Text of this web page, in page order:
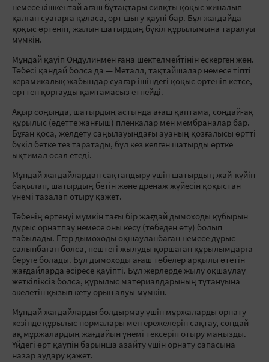
немесе кішкентай ағаш бұтақтары сияқты қоқыс жиналып
қалған суағарға құласа, өрт шығу қаупі бар. Бұл жағдайда
қоқыс өртеніп, жалын шатырдың бүкіл құрылымына таралуы
мүмкін.
Мұндай қауіп Ондулинмен ғана шектелмейтінін ескерген жөн.
Төбесі қандай болса да — Металл, тақтайшалар немесе тіпті
керамикалық жабындар суағар ішіндегі қоқыс өртеніп кетсе,
өрттен қорғауды қамтамасыз етпейді.
Ақыр соңында, шатырдың астында ағаш қаптама, сондай-ақ
құрылыс (әдетте жанғыш) пленкалар мен мембраналар бар.
Бұған қоса, желдету саңылауындағы ауаның қозғалысы өртті
бүкіл бетке тез таратады, бұл кез келген шатырды өртке
ықтимал осал етеді.
Мұндай жағдайлардан сақтандыру үшін шатырдың жай-күйін
бақылап, шатырдың бетін және дренаж жүйесін қоқыстан
үнемі тазалап отыру қажет.
Төбенің өртенуі мүмкін тағы бір жағдай дымоходы құбырын
дұрыс орнатпау немесе оны кесу (төбеден өту) болып
табылады. Егер дымоходы оқшауланбаған немесе дұрыс
салынбаған болса, пештегі жылуды қоршаған құрылымдарға
беруге болады. Бұл дымоходы ағаш төбелер арқылы өтетін
жағдайларда әсіресе қауіпті. Бұл жерлерде жылу оқшаулау
жеткіліксіз болса, құрылыс материалдарының тұтануына
әкелетін қызып кету орын алуы мүмкін.
Мұндай жағдайларды болдырмау үшін мұржаларды орнату
кезінде құрылыс нормалары мен ережелерін сақтау, сондай-
ақ мұржалардың жағдайын үнемі тексеріп отыру маңызды.
Үйдегі өрт қаупін барынша азайту үшін орнату сапасына
назар аудару қажет.